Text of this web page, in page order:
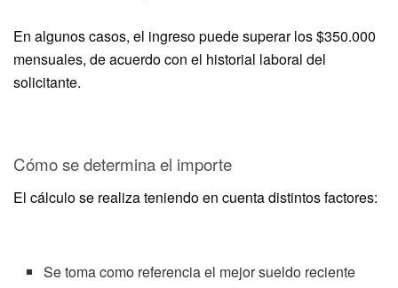
En algunos casos, el ingreso puede superar los $350.000
mensuales, de acuerdo con el historial laboral del
solicitante.
Cómo se determina el importe
El cálculo se realiza teniendo en cuenta distintos factores:
Se toma como referencia el mejor sueldo reciente